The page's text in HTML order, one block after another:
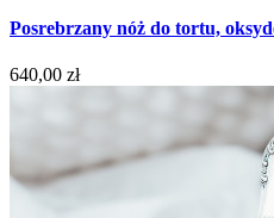
Posrebrzany nóż do tortu,
640,00 zł